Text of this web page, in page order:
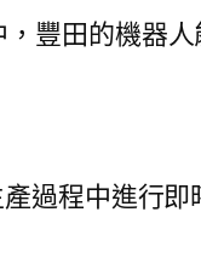
，豐田的機器
過程中進行